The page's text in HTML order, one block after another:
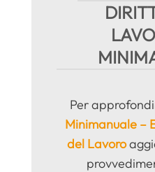
Per
Minimanuale –
del Lavoro